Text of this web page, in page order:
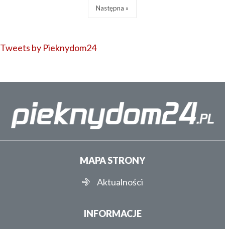
Następna »
Tweets by Pieknydom24
MAPA STRONY
Aktualności
INFORMACJE